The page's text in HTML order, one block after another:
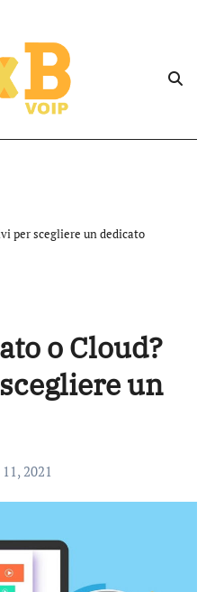
per scegliere un dedicato
o Cloud?
un
2021